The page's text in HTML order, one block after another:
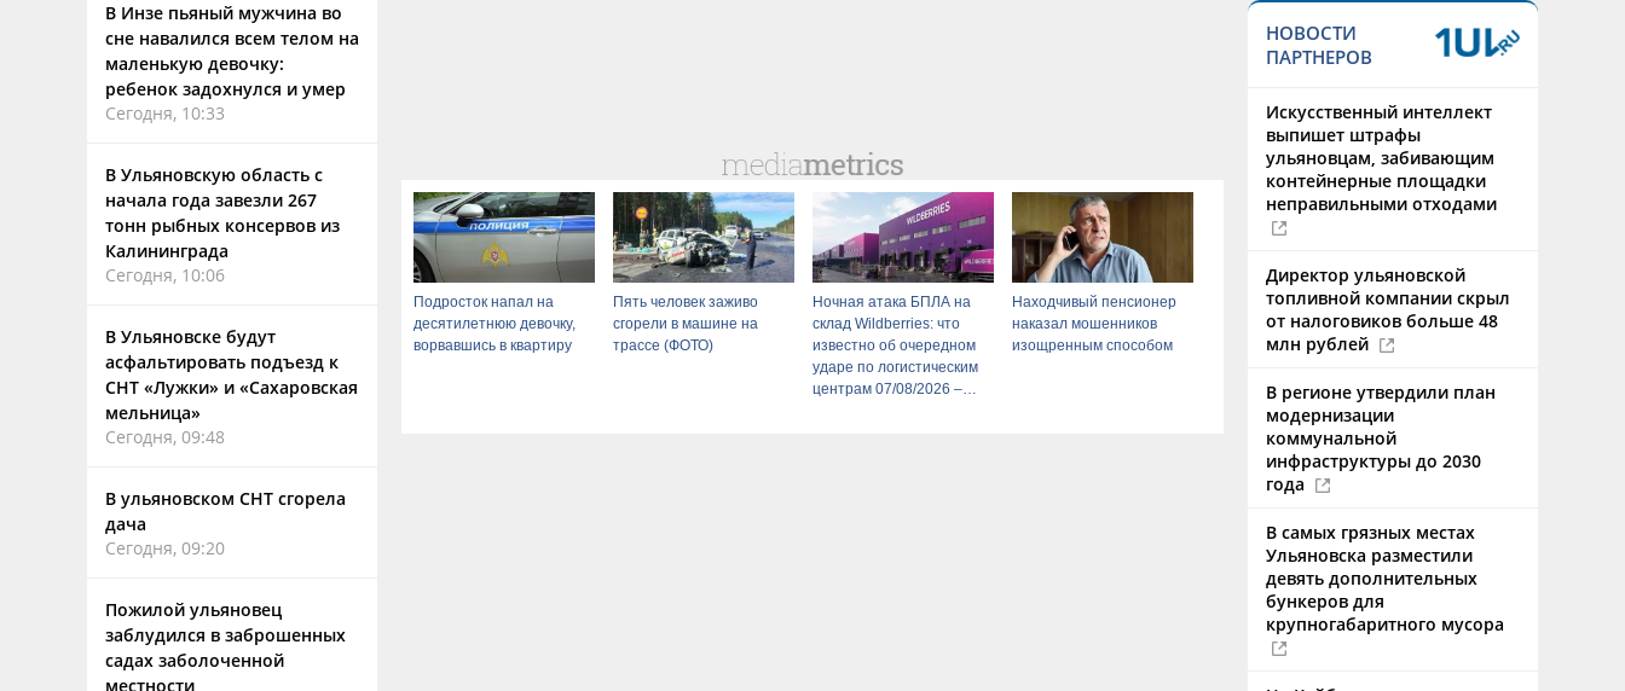
В Инзе пьяный мужчина во
сне навалился всем телом на
маленькую девочку:
ребенок задохнулся и умер
Сегодня, 10:33
В Ульяновскую область с
начала года завезли 267
тонн рыбных консервов из
Калининграда
Сегодня, 10:06
В Ульяновске будут
асфальтировать подъезд к
СНТ «Лужки» и «Сахаровская
мельница»
Сегодня, 09:48
В ульяновском СНТ сгорела
дача
Сегодня, 09:20
Пожилой ульяновец
заблудился в заброшенных
садах заболоченной
местности
Подросток напал на
десятилетнюю девочку,
ворвавшись в квартиру
Пять человек заживо
сгорели в машине на
трассе (ФОТО)
Ночная атака БПЛА на
склад Wildberries: что
известно об очередном
ударе по логистическим
центрам 07/08/2026 –
Находчивый пенсионер
наказал мошенников
изощренным способом
НОВОСТИ
ПАРТНЕРОВ
Искусственный интеллект
выпишет штрафы
ульяновцам, забивающим
контейнерные площадки
неправильными отходами
Директор ульяновской
топливной компании скрыл
от налоговиков больше 48
млн рублей
В регионе утвердили план
модернизации
коммунальной
инфраструктуры до 2030
года
В самых грязных местах
Ульяновска разместили
девять дополнительных
бункеров для
крупногабаритного мусора